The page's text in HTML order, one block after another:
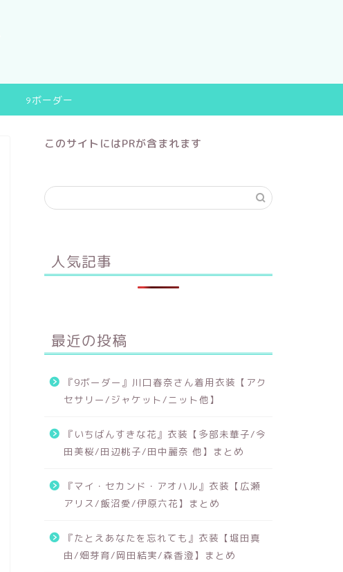
9ボーダー
このサイトにはPRが含まれます
人気記事
最近の投稿
『9ボーダー』川口春奈さん着用衣装【アク
セサリー/ジャケット/ニット他】
『いちばんすきな花』衣装【多部未華子/今
田美桜/田辺桃子/田中麗奈 他】まとめ
『マイ・セカンド・アオハル』衣装【広瀬
アリス/飯沼愛/伊原六花】まとめ
『たとえあなたを忘れても』衣装【堀田真
由/畑芽育/岡田結実/森香澄】まとめ